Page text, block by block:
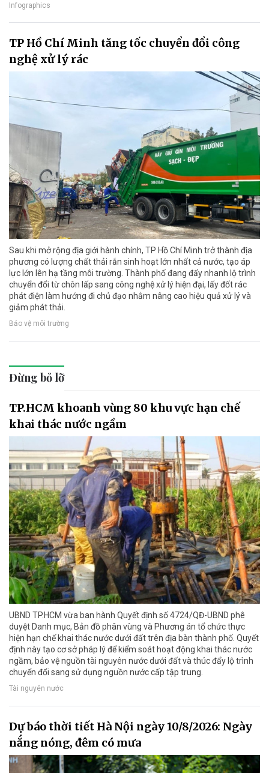
Infographics
TP Hồ Chí Minh tăng tốc chuyển đổi công
nghệ xử lý rác
Sau khi mở rộng địa giới hành chính, TP Hồ Chí Minh trở thành địa
phương có lượng chất thải rắn sinh hoạt lớn nhất cả nước, tạo áp
lực lớn lên hạ tầng môi trường. Thành phố đang đẩy nhanh lộ trình
chuyển đổi từ chôn lấp sang công nghệ xử lý hiện đại, lấy đốt rác
phát điện làm hướng đi chủ đạo nhằm nâng cao hiệu quả xử lý và
giảm phát thải.
Bảo vệ môi trường
Đừng bỏ lỡ
TP.HCM khoanh vùng 80 khu vực hạn chế
khai thác nước ngầm
UBND TP.HCM vừa ban hành Quyết định số 4724/QĐ-UBND phê
duyệt Danh mục, Bản đồ phân vùng và Phương án tổ chức thực
hiện hạn chế khai thác nước dưới đất trên địa bàn thành phố. Quyết
định này tạo cơ sở pháp lý để kiểm soát hoạt động khai thác nước
ngầm, bảo vệ nguồn tài nguyên nước dưới đất và thúc đẩy lộ trình
chuyển đổi sang sử dụng nguồn nước cấp tập trung.
Tài nguyên nước
Dự báo thời tiết Hà Nội ngày 10/8/2026: Ngày
nắng nóng, đêm có mưa